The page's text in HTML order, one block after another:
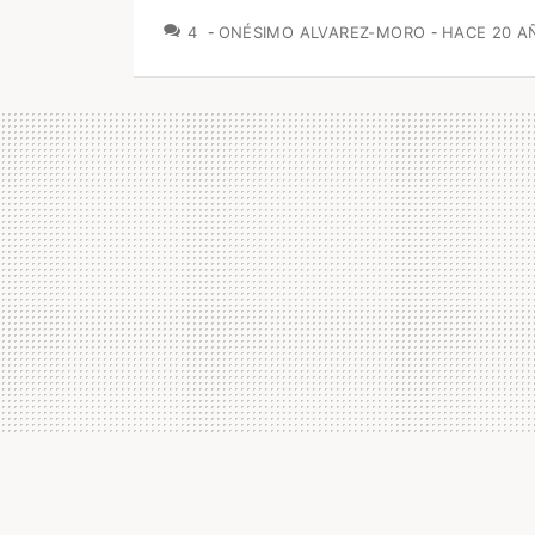
4 COMENTARIOS
ONÉSIMO ALVAREZ-MORO HACE 20